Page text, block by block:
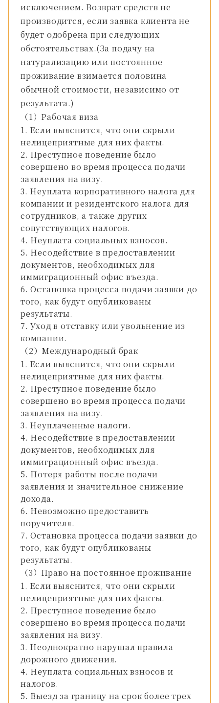
исключением. Возврат средств не
производится, если заявка клиента не
будет одобрена при следующих
обстоятельствах.(За подачу на
натурализацию или постоянное
проживание взимается половина
обычной стоимости, независимо от
результата.)
（1）Рабочая виза
Если выяснится, что они скрыли
нелицеприятные для них факты.
Преступное поведение было
совершено во время процесса подачи
заявления на визу.
Неуплата корпоративного налога для
компании и резидентского налога для
сотрудников, а также других
сопутствующих налогов.
Неуплата социальных взносов.
Несодействие в предоставлении
документов, необходимых для
иммиграционный офис въезда.
Остановка процесса подачи заявки до
того, как будут опубликованы
результаты.
Уход в отставку или увольнение из
компании.
（2）Международный брак
Если выяснится, что они скрыли
нелицеприятные для них факты.
Преступное поведение было
совершено во время процесса подачи
заявления на визу.
Неуплаченные налоги.
Несодействие в предоставлении
документов, необходимых для
иммиграционный офис въезда.
Потеря работы после подачи
заявления и значительное снижение
дохода.
Невозможно предоставить
поручителя.
Остановка процесса подачи заявки до
того, как будут опубликованы
результаты.
（3）Право на постоянное проживание
Если выяснится, что они скрыли
нелицеприятные для них факты.
Преступное поведение было
совершено во время процесса подачи
заявления на визу.
Неоднократно нарушал правила
дорожного движения.
Неуплата социальных взносов и
налогов.
Выезд за границу на срок более трех